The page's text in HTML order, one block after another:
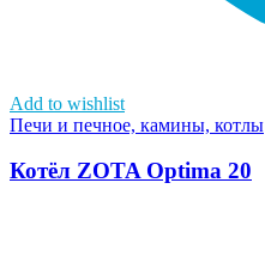
Add to wishlist
Печи и печное, камины, котлы
Котёл ZOTA Optima 20